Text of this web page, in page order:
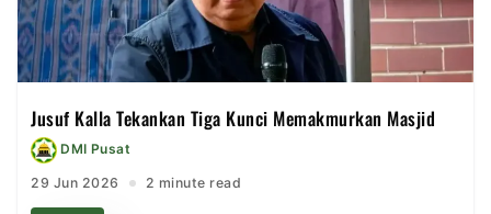
Jusuf Kalla Tekankan Tiga Kunci Memakmurkan Masjid
DMI Pusat
29 Jun 2026 2 minute read